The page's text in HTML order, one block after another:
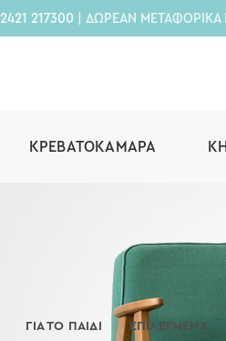
2421 217300 | ΔΩΡΕΑΝ ΜΕΤΑΦΟΡΙΚΑ
ΚΡΕΒΑΤΟΚΆΜΑΡΑ
ΓΙΑ ΤΟ ΠΑΙΔΙ ΕΠΙΛΕΓΜΕΝΑ